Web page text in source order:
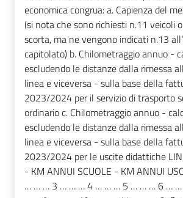
economica congrua: a. Capienza del
(si nota che sono richiesti n.11 veicoli
scorta, ma ne vengono indicati n.13
capitolato) b. Chilometraggio annuo -
escludendo le distanze dalla rimessa
linea e viceversa - sulla base della
2023/2024 per il servizio di trasporto
ordinario c. Chilometraggio annuo -
escludendo le distanze dalla rimessa
linea e viceversa - sulla base della
2023/2024 per le uscite didattiche
- KM ANNUI SCUOLE - KM ANNUI
… … … 3 … … … 4 … … … 5 … … … 6 …